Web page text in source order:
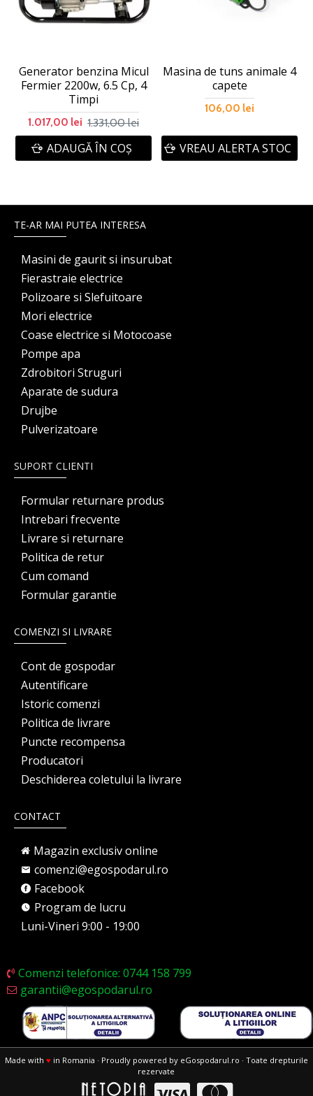
Generator benzina Micul
Fermier 2200w, 6.5 Cp, 4
Timpi
1.017,00 lei 1.331,00 lei
ADAUGĂ ÎN COŞ
Masina de tuns animale 4
capete
106,00 lei
VREAU ALERTA STOC
TE-AR MAI PUTEA INTERESA
Masini de gaurit si insurubat
Fierastraie electrice
Polizoare si Slefuitoare
Mori electrice
Coase electrice si Motocoase
Pompe apa
Zdrobitori Struguri
Aparate de sudura
Drujbe
Pulverizatoare
SUPORT CLIENTI
Formular returnare produs
Intrebari frecvente
Livrare si returnare
Politica de retur
Cum comand
Formular garantie
COMENZI SI LIVRARE
Cont de gospodar
Autentificare
Istoric comenzi
Politica de livrare
Puncte recompensa
Producatori
Deschiderea coletului la livrare
CONTACT
Magazin exclusiv online
comenzi@egospodarul.ro
Facebook
Program de lucru
Luni-Vineri 9:00 - 19:00
Comenzi telefonice: 0744 158 799
garantii@egospodarul.ro
Made with ♥ in Romania · Proudly powered by eGospodarul.ro · Toate drepturile
rezervate